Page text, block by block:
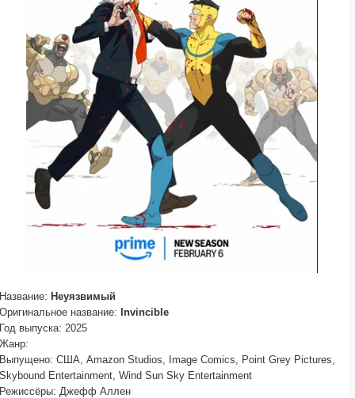
Название: Неуязвимый
Оригинальное название: Invincible
Год выпуска: 2025
Жанр:
Выпущено: США, Amazon Studios, Image Comics, Point Grey Pictures,
Skybound Entertainment, Wind Sun Sky Entertainment
Режиссёры: Джефф Аллен